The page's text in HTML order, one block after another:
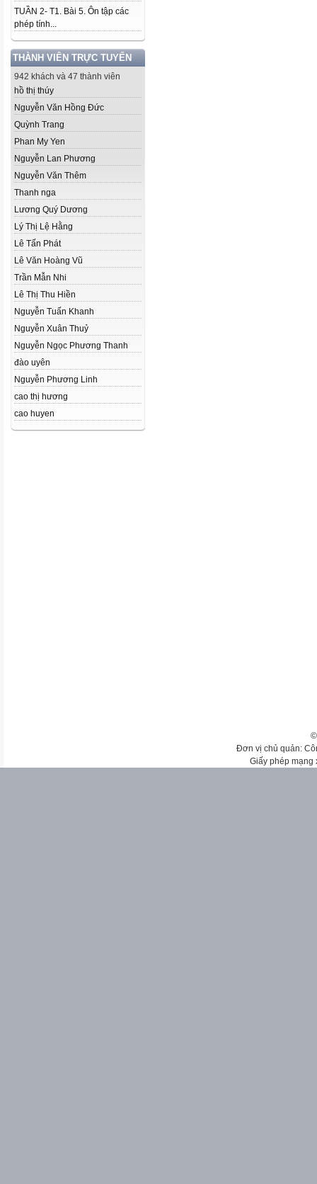
TUẦN 2- T1. Bài 5. Ôn tập các
phép tính...
THÀNH VIÊN TRỰC TUYẾN
942 khách và 47 thành viên
hồ thị thúy
Nguyễn Văn Hồng Đức
Quỳnh Trang
Phan My Yen
Nguyễn Lan Phương
Nguyễn Văn Thêm
Thanh nga
Lương Quý Dương
Lý Thị Lệ Hằng
Lê Tấn Phát
Lê Văn Hoàng Vũ
Trần Mẫn Nhi
Lê Thị Thu Hiền
Nguyễn Tuấn Khanh
Nguyễn Xuân Thuỷ
Nguyễn Ngọc Phương Thanh
đào uyên
Nguyễn Phương Linh
cao thị hương
cao huyen
Đơn vị chủ quản:
Giấy phép mạng